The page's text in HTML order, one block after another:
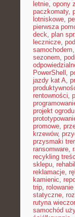
letnie, opony
paczkomaty,
lotniskowe,
pierwsza
deck, plan
lecznicze,
samochodem,
sezonem,
PowerShell ,
jazdy kat A,
rentowności,
projekt
promowe,
krzewów,
przysmaki
ransomware,
recykling
sklepu,
reklamacje,
kamienic,
trip,
statyczne,
rutyna
samochód